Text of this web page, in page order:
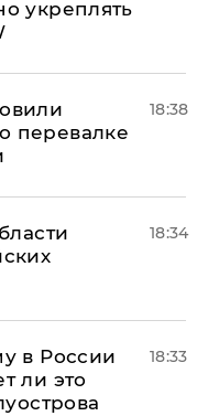
укреплять
перевалке
18:38
18:34
в России
ли это
18:33